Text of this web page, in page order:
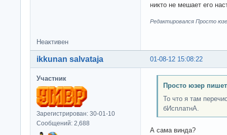
никто не мешает его
Редактировался Просто
Неактивен
01-08-12 15:08:22
ikkunan salvataja
Участник
Зарегистрирован: 30-01-10
Сообщений: 2,688
Просто юзер
То что я там
бИсплатнА.
А сама винда?